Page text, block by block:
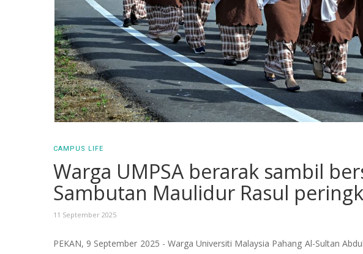
CAMPUS LIFE
Warga UMPSA berarak sambil
Sambutan Maulidur Rasul
11 September 2025
PEKAN, 9 September 2025 - Warga Universiti Malaysia Pahang Al-Sultan